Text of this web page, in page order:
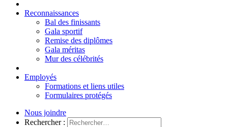
Reconnaissances
Bal des finissants
Gala sportif
Remise des diplômes
Gala méritas
Mur des célébrités
Employés
Formations et liens utiles
Formulaires protégés
Nous joindre
Rechercher :